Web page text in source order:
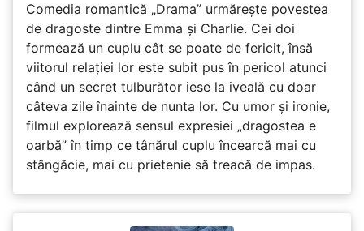
Comedia romantică „Drama” urmărește povestea
de dragoste dintre Emma și Charlie. Cei doi
formează un cuplu cât se poate de fericit, însă
viitorul relației lor este subit pus în pericol atunci
când un secret tulburător iese la iveală cu doar
câteva zile înainte de nunta lor. Cu umor și ironie,
filmul explorează sensul expresiei „dragostea e
oarbă” în timp ce tânărul cuplu încearcă mai cu
stângăcie, mai cu prietenie să treacă de impas.